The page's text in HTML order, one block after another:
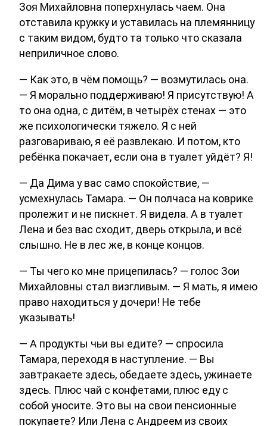
Зоя Михайловна поперхнулась чаем. Она
отставила кружку и уставилась на племянницу
с таким видом, будто та только что сказала
неприличное слово.
— Как это, в чём помощь? — возмутилась она.
— Я морально поддерживаю! Я присутствую! А
то она одна, с дитём, в четырёх стенах — это
же психологически тяжело. Я с ней
разговариваю, я её развлекаю. И потом, кто
ребёнка покачает, если она в туалет уйдёт? Я!
— Да Дима у вас само спокойствие, —
усмехнулась Тамара. — Он полчаса на коврике
пролежит и не пискнет. Я видела. А в туалет
Лена и без вас сходит, дверь открыла, и всё
слышно. Не в лес же, в конце концов.
— Ты чего ко мне прицепилась? — голос Зои
Михайловны стал визгливым. — Я мать, я имею
право находиться у дочери! Не тебе
указывать!
— А продукты чьи вы едите? — спросила
Тамара, переходя в наступление. — Вы
завтракаете здесь, обедаете здесь, ужинаете
здесь. Плюс чай с конфетами, плюс еду с
собой уносите. Это вы на свои пенсионные
покупаете? Или Лена с Андреем из своих